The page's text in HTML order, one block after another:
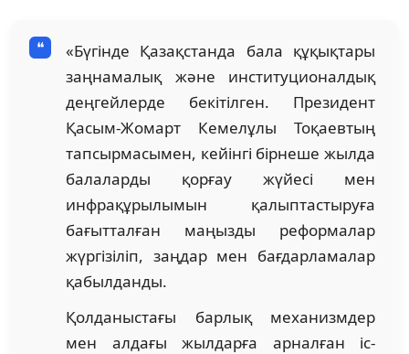
«Бүгінде Қазақстанда бала құқықтары
заңнамалық және институционалдық
деңгейлерде бекітілген. Президент
Қасым-Жомарт Кемелұлы Тоқаевтың
тапсырмасымен, кейінгі бірнеше жылда
балаларды қорғау жүйесі мен
инфрақұрылымын қалыптастыруға
бағытталған маңызды реформалар
жүргізіліп, заңдар мен бағдарламалар
қабылданды.
Қолданыстағы барлық механизмдер
мен алдағы жылдарға арналған іс-